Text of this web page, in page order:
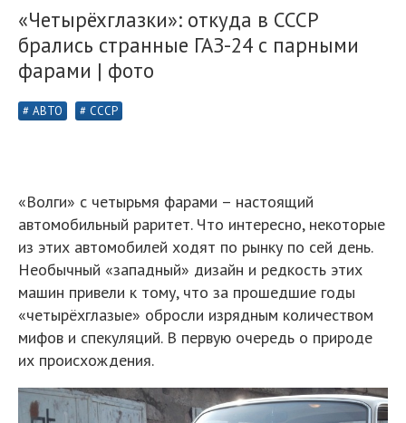
«Четырёхглазки»: откуда в СССР
брались странные ГАЗ-24 с парными
фарами | фото
АВТО СССР
«Волги» с четырьмя фарами – настоящий
автомобильный раритет. Что интересно, некоторые
из этих автомобилей ходят по рынку по сей день.
Необычный «западный» дизайн и редкость этих
машин привели к тому, что за прошедшие годы
«четырёхглазые» обросли изрядным количеством
мифов и спекуляций. В первую очередь о природе
их происхождения.